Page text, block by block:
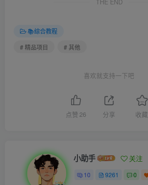
THE END
📚综合教程
# 精品项目
# 其他
喜欢就支持一下吧
点赞 26 分享 收藏
小助手 关注
10 9261 0